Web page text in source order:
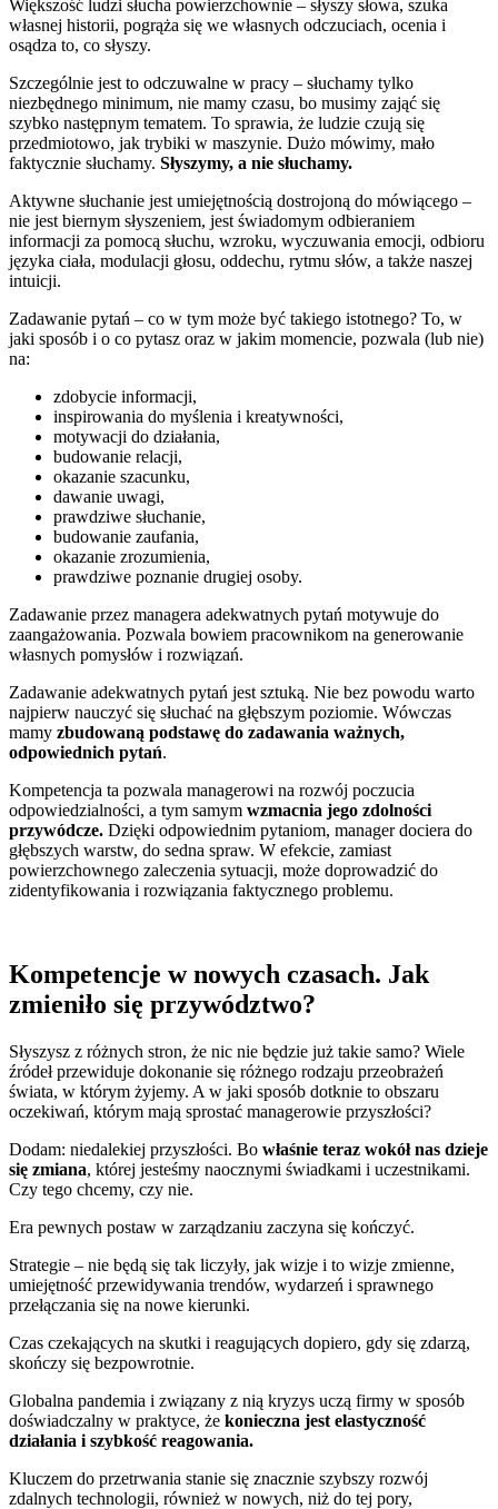
Większość ludzi słucha powierzchownie – słyszy słowa, szuka
własnej historii, pogrąża się we własnych odczuciach, ocenia i
osądza to, co słyszy.
Szczególnie jest to odczuwalne w pracy – słuchamy tylko
niezbędnego minimum, nie mamy czasu, bo musimy zająć się
szybko następnym tematem. To sprawia, że ludzie czują się
przedmiotowo, jak trybiki w maszynie. Dużo mówimy, mało
faktycznie słuchamy. Słyszymy, a nie słuchamy.
Aktywne słuchanie jest umiejętnością dostrojoną do mówiącego –
nie jest biernym słyszeniem, jest świadomym odbieraniem
informacji za pomocą słuchu, wzroku, wyczuwania emocji, odbioru
języka ciała, modulacji głosu, oddechu, rytmu słów, a także naszej
intuicji.
Zadawanie pytań – co w tym może być takiego istotnego? To, w
jaki sposób i o co pytasz oraz w jakim momencie, pozwala (lub nie)
na:
zdobycie informacji,
inspirowania do myślenia i kreatywności,
motywacji do działania,
budowanie relacji,
okazanie szacunku,
dawanie uwagi,
prawdziwe słuchanie,
budowanie zaufania,
okazanie zrozumienia,
prawdziwe poznanie drugiej osoby.
Zadawanie przez managera adekwatnych pytań motywuje do
zaangażowania. Pozwala bowiem pracownikom na generowanie
własnych pomysłów i rozwiązań.
Zadawanie adekwatnych pytań jest sztuką. Nie bez powodu warto
najpierw nauczyć się słuchać na głębszym poziomie. Wówczas
mamy zbudowaną podstawę do zadawania ważnych,
odpowiednich pytań.
Kompetencja ta pozwala managerowi na rozwój poczucia
odpowiedzialności, a tym samym wzmacnia jego zdolności
przywódcze. Dzięki odpowiednim pytaniom, manager dociera do
głębszych warstw, do sedna spraw. W efekcie, zamiast
powierzchownego zaleczenia sytuacji, może doprowadzić do
zidentyfikowania i rozwiązania faktycznego problemu.
Kompetencje w nowych czasach. Jak
zmieniło się przywództwo?
Słyszysz z różnych stron, że nic nie będzie już takie samo? Wiele
źródeł przewiduje dokonanie się różnego rodzaju przeobrażeń
świata, w którym żyjemy. A w jaki sposób dotknie to obszaru
oczekiwań, którym mają sprostać managerowie przyszłości?
Dodam: niedalekiej przyszłości. Bo właśnie teraz wokół nas dzieje
się zmiana, której jesteśmy naocznymi świadkami i uczestnikami.
Czy tego chcemy, czy nie.
Era pewnych postaw w zarządzaniu zaczyna się kończyć.
Strategie – nie będą się tak liczyły, jak wizje i to wizje zmienne,
umiejętność przewidywania trendów, wydarzeń i sprawnego
przełączania się na nowe kierunki.
Czas czekających na skutki i reagujących dopiero, gdy się zdarzą,
skończy się bezpowrotnie.
Globalna pandemia i związany z nią kryzys uczą firmy w sposób
doświadczalny w praktyce, że konieczna jest elastyczność
działania i szybkość reagowania.
Kluczem do przetrwania stanie się znacznie szybszy rozwój
zdalnych technologii, również w nowych, niż do tej pory,